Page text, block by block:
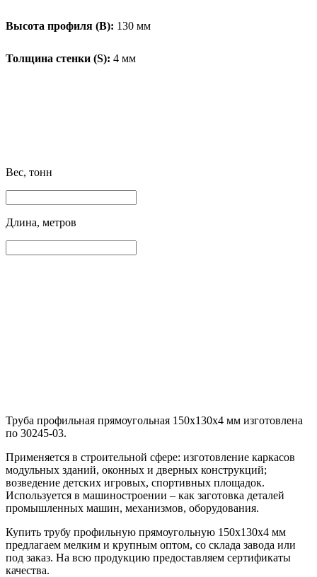
Высота профиля (B): 130 мм
Толщина стенки (S): 4 мм
Вес, тонн
Длина, метров
Труба профильная прямоугольная 150х130х4 мм изготовлена
по 30245-03.
Применяется в строительной сфере: изготовление каркасов
модульных зданий, оконных и дверных конструкций;
возведение детских игровых, спортивных площадок.
Используется в машиностроении – как заготовка деталей
промышленных машин, механизмов, оборудования.
Купить трубу профильную прямоугольную 150х130х4 мм
предлагаем мелким и крупным оптом, со склада завода или
под заказ. На всю продукцию предоставляем сертификаты
качества.